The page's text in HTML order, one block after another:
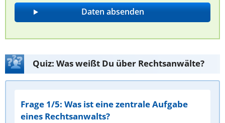
Quiz: Was weißt Du über Rechtsanwälte?
Frage 1/5: Was ist eine zentrale Aufgabe
eines Rechtsanwalts?